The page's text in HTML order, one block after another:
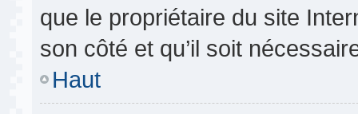
que le propriétaire du site
son côté et qu’il soit
Haut